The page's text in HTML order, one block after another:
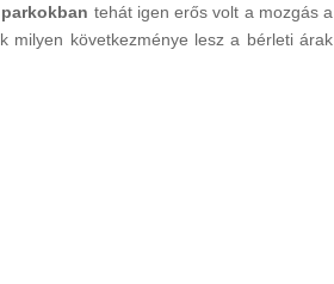
tehát igen erős volt a mozgás a
milyen következménye lesz a bérleti árak